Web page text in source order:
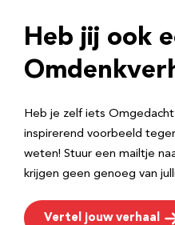
r
e
Heb jij ook
Heb je zelf iets
inspirerend voorbeeld
weten! Stuur een mailtje
krijgen geen genoeg van
Vertel jouw verhaal